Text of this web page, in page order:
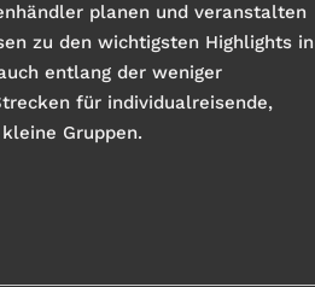
planen und veranstalten
zu den wichtigsten Highlights in
entlang der weniger
für individualreisende,
Gruppen.